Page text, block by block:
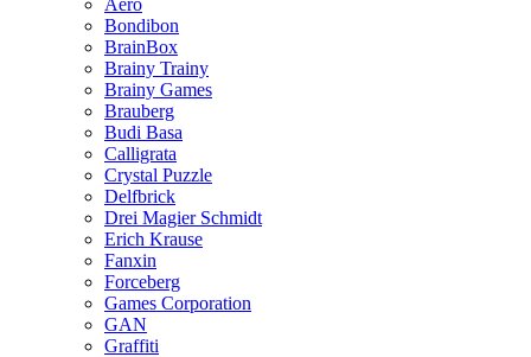
Aero
Bondibon
BrainBox
Brainy Trainy
Brainy Games
Brauberg
Budi Basa
Calligrata
Crystal Puzzle
Delfbrick
Drei Magier Schmidt
Erich Krause
Fanxin
Forceberg
Games Corporation
GAN
Graffiti